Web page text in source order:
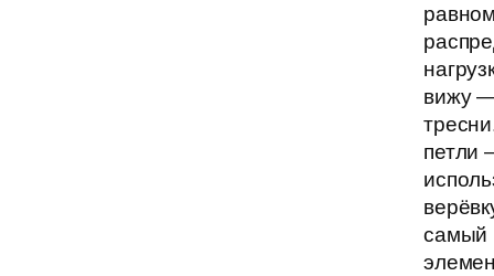
вижу
петли
самый